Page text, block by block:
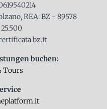
REA: BZ - 89578
buchen:
Tours